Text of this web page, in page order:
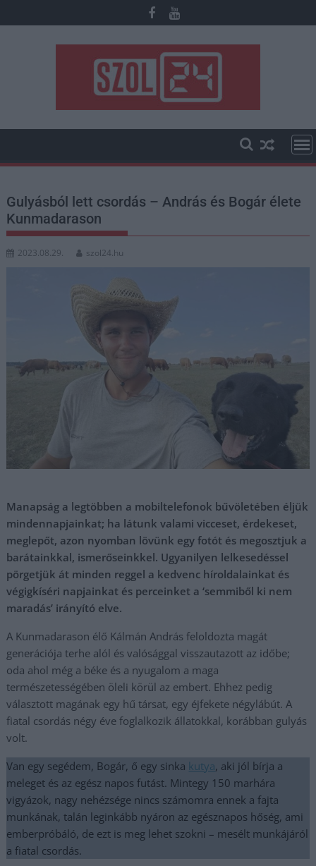
to
Gulyásból lett csordás – András és Bogár élete
Kunmadarason
2023.08.29. szol24.hu
Manapság a legtöbben a mobiltelefonok bűvöletében éljük
mindennapjainkat; ha látunk valami vicceset, érdekeset,
meglepőt, azon nyomban lövünk egy fotót és megosztjuk a
barátainkkal, ismerőseinkkel. Ugyanilyen lelkesedéssel
pörgetjük át minden reggel a kedvenc híroldalainkat és
végigkíséri napjainkat és perceinket a ‘semmiből ki nem
maradás’ irányító elve.
A Kunmadarason élő Kálmán András feloldozta magát
generációja terhe alól és valósággal visszautazott az időbe;
oda ahol még a béke és a nyugalom a maga
természetességében öleli körül az embert. Ehhez pedig
választott magának egy hű társat, egy éjfekete négylábút. A
fiatal csordás négy éve foglalkozik állatokkal, korábban gulyás
volt.
Van egy segédem, Bogár, ő egy sinka kutya, aki jól bírja a
meleget és az egész napos futást. Mintegy 150 marhára
vigyázok, nagy nehézsége nincs számomra ennek a fajta
munkának, talán leginkább nyáron az egésznapos hőség, ami
emberpróbáló, de ezt is meg lehet szokni – mesélt munkájáról
a fiatal csordás.